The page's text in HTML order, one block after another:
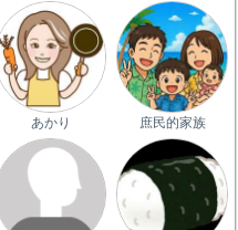
あかり 庶民的家族